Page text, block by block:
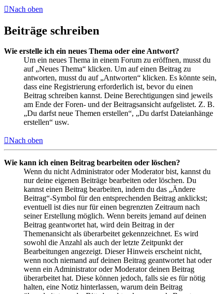
Nach oben
Beiträge schreiben
Wie erstelle ich ein neues Thema oder eine Antwort?
Um ein neues Thema in einem Forum zu eröffnen, musst du
auf „Neues Thema“ klicken. Um auf einen Beitrag zu
antworten, musst du auf „Antworten“ klicken. Es könnte sein,
dass eine Registrierung erforderlich ist, bevor du einen
Beitrag schreiben kannst. Deine Berechtigungen sind jeweils
am Ende der Foren- und der Beitragsansicht aufgelistet. Z. B.
„Du darfst neue Themen erstellen“, „Du darfst Dateianhänge
erstellen“ usw.
Nach oben
Wie kann ich einen Beitrag bearbeiten oder löschen?
Wenn du nicht Administrator oder Moderator bist, kannst du
nur deine eigenen Beiträge bearbeiten oder löschen. Du
kannst einen Beitrag bearbeiten, indem du das „Ändere
Beitrag“-Symbol für den entsprechenden Beitrag anklickst;
eventuell ist dies nur für einen begrenzten Zeitraum nach
seiner Erstellung möglich. Wenn bereits jemand auf deinen
Beitrag geantwortet hat, wird dein Beitrag in der
Themenansicht als überarbeitet gekennzeichnet. Es wird
sowohl die Anzahl als auch der letzte Zeitpunkt der
Bearbeitungen angezeigt. Dieser Hinweis erscheint nicht,
wenn noch niemand auf deinen Beitrag geantwortet hat oder
wenn ein Administrator oder Moderator deinen Beitrag
überarbeitet hat. Diese können jedoch, falls sie es für nötig
halten, eine Notiz hinterlassen, warum dein Beitrag